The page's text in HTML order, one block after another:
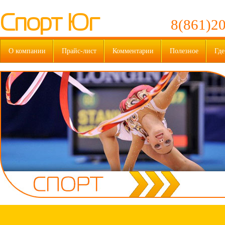
Спорт Юг
О компании Прайс-лист Комментарии Полезное